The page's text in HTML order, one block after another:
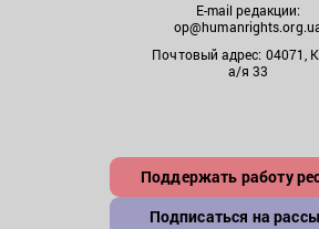
E-mail редакции:
Почтовый адрес: 04071,
а/я 33
Поддержать работу
Подписаться на